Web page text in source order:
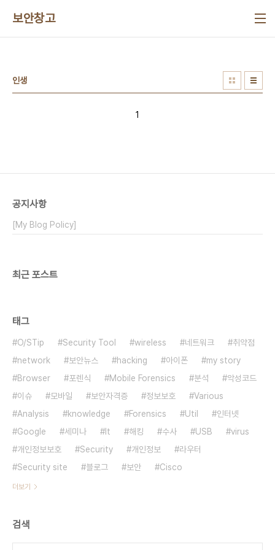
보안창고
인생
1
공지사항
[My Blog Policy]
최근 포스트
태그
O/STip Security Tool wireless 네트워크
취약점
network
보안뉴스 hacking 아이폰
my story
Browser
포렌식 Mobile Forensics 분석
악성코드
이슈
모바일 보안자격증 정보보호
Various
Analysis
knowledge Forensics Util
인터넷
Google
세미나 It 해킹 수사 USB
virus
개인정보보호
Security 개인정보
라우터
Security site
블로그 보안 Cisco
더보기
검색